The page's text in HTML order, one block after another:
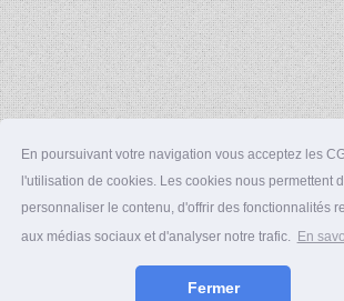
En poursuivant votre navigation vous acceptez les
l'utilisation de cookies. Les cookies nous permettent
personnaliser le contenu, d'offrir des fonctionnalités
aux médias sociaux et d'analyser notre trafic. En
Fermer